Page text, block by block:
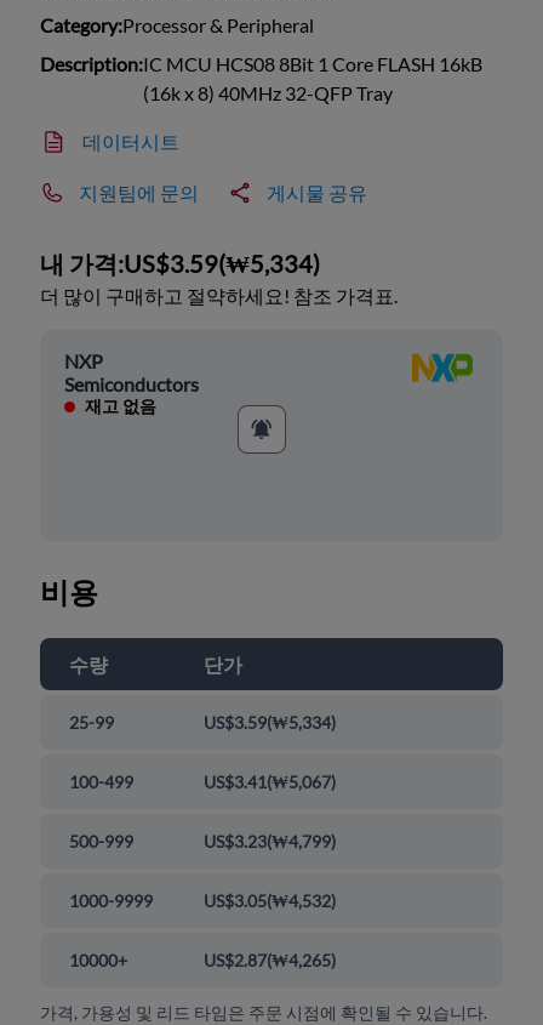
Category:Processor & Peripheral
Description:IC MCU HCS08 8Bit 1 Core FLASH 16kB
(16k x 8) 40MHz 32-QFP Tray
데이터시트
지원팀에 문의 게시물 공유
내 가격:US$3.59(₩5,334)
더 많이 구매하고 절약하세요! 참조 가격표.
NXP
Semiconductors
재고 없음
비용
수량 단가
25-99 US$3.59(₩5,334)
100-499 US$3.41(₩5,067)
500-999 US$3.23(₩4,799)
1000-9999 US$3.05(₩4,532)
10000+ US$2.87(₩4,265)
가격, 가용성 및 리드 타임은 주문 시점에 확인될 수 있습니다.